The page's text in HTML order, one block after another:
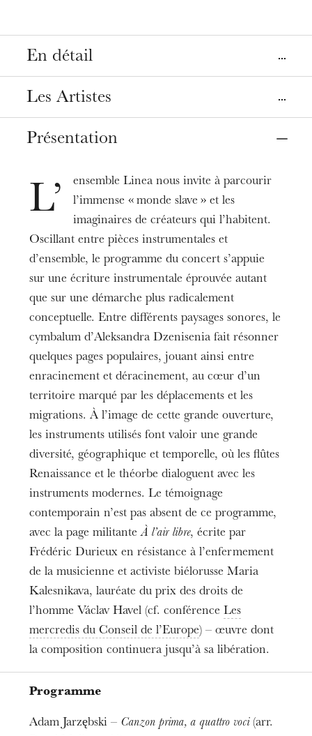
En détail
Lieu
Strasbourg
Opéra, Salle Ponnelle
25avr. 2023 19:00
6 - 12 €
Durée
1h00
Les Artistes
Flûtes Renaissance et modernes
Hautbois moderne, baryton et hautbois d’amour
Heidi Caillet
Contrebasson, basson
Thomas Quinquenel
Trombone
Thierry Spiesser
Théorbe et guitare
Caroline Delume
Cymbalum, cimbalom
Aleksandra Dzenisenia
Direction
Jean-Philippe Wurtz
Ensemble Linea
Présentation
L’
ensemble Linea nous invite à parcourir
l’immense « monde slave » et les
imaginaires de créateurs qui l’habitent.
Oscillant entre pièces instrumentales et
d’ensemble, le programme du concert s’appuie
sur une écriture instrumentale éprouvée autant
que sur une démarche plus radicalement
conceptuelle. Entre différents paysages sonores, le
cymbalum d’Aleksandra Dzenisenia fait résonner
quelques pages populaires, jouant ainsi entre
enracinement et déracinement, au cœur d’un
territoire marqué par les déplacements et les
migrations. À l’image de cette grande ouverture,
les instruments utilisés font valoir une grande
diversité, géographique et temporelle, où les flûtes
Renaissance et le théorbe dialoguent avec les
instruments modernes. Le témoignage
contemporain n’est pas absent de ce programme,
avec la page militanteÀ l’air libre, écrite par
Frédéric Durieux en résistance à l’enfermement
de la musicienne et activiste biélorusse Maria
Kalesnikava, lauréate du prix des droits de
l’homme Václav Havel (cf. conférenceLes
mercredis du Conseil de l’Europe) – œuvre dont
la composition continuera jusqu’à sa libération.
Programme
Adam Jarzębski – Canzon prima, a quattro voci (arr.